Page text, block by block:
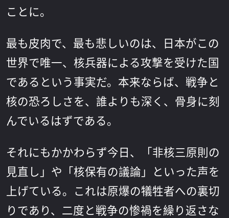
ことに。
最も皮肉で、最も悲しいのは、日本がこの
世界で唯一、核兵器による攻撃を受けた国
であるという事実だ。本来ならば、戦争と
核の恐ろしさを、誰よりも深く、骨身に刻
んでいるはずである。
それにもかかわらず今日、「非核三原則の
見直し」や「核保有の議論」といった声を
上げている。これは原爆の犠牲者への裏切
りであり、二度と戦争の惨禍を繰り返さな